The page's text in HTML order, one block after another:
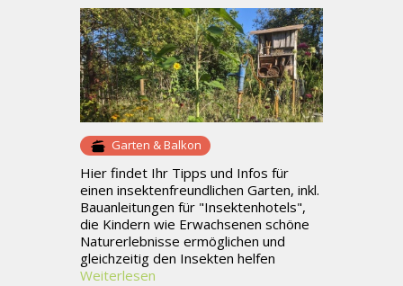
Garten & Balkon
Hier findet Ihr Tipps und Infos für
einen insektenfreundlichen Garten, inkl.
Bauanleitungen für "Insektenhotels",
die Kindern wie Erwachsenen schöne
Naturerlebnisse ermöglichen und
gleichzeitig den Insekten helfen
Weiterlesen